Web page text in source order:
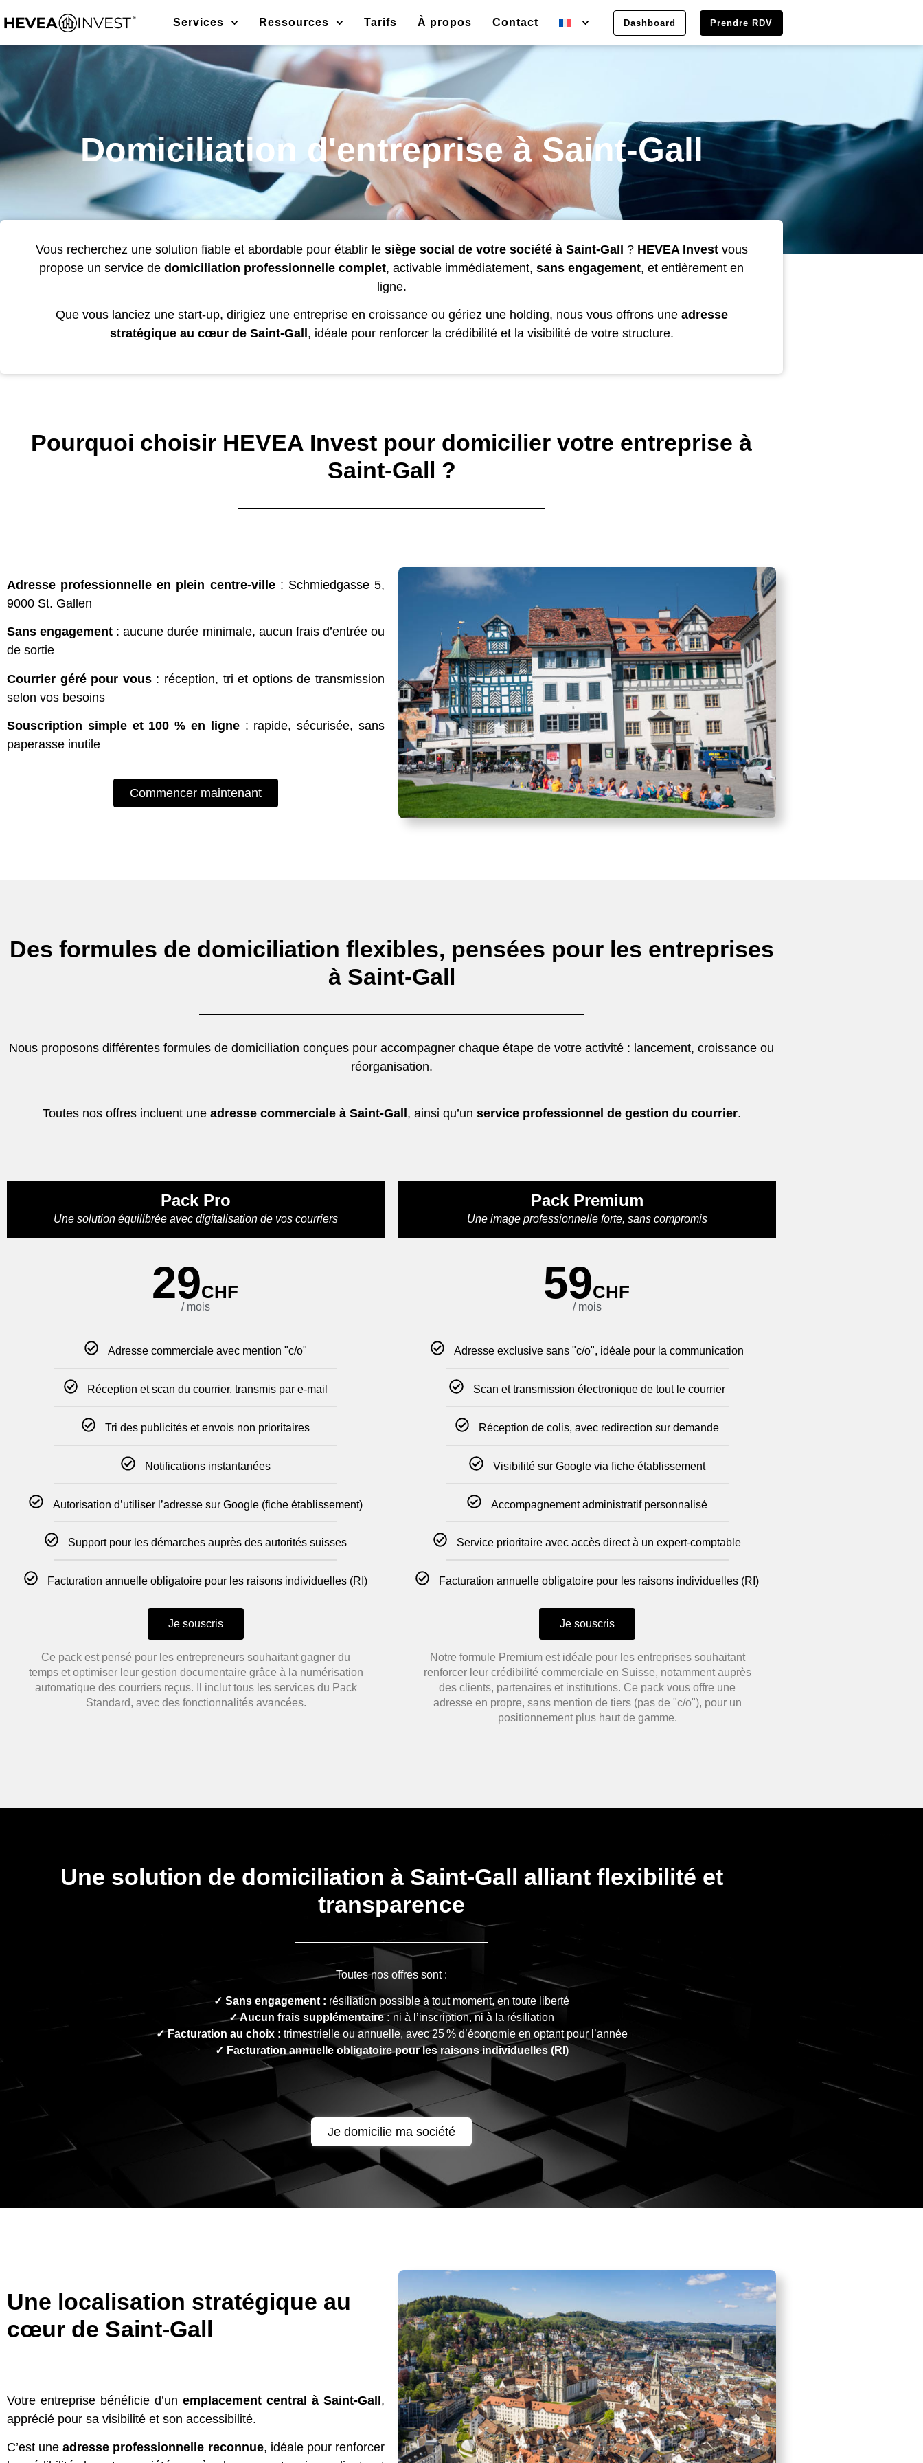
Services Ressources Tarifs À propos Contact Dashboard Prendre RDV
Domiciliation d'entreprise à Saint-Gall
Vous recherchez une solution fiable et abordable pour établir le siège social de votre société à Saint-Gall ? HEVEA Investvous
propose un service de domiciliation professionnelle complet, activable immédiatement, sans engagement, et entièrement en
ligne.
Que vous lanciez une start-up, dirigiez une entreprise en croissance ou gériez une holding, nous vous offrons une adresse
stratégique au cœur de Saint-Gall , idéale pour renforcer la crédibilité et la visibilité de votre structure.
Pourquoi choisir HEVEA Invest pour domicilier votre entreprise à
Saint-Gall ?
Adresse professionnelle en plein centre-ville: Schmiedgasse 5,
9000 St. Gallen
Sans engagement : aucune durée minimale, aucun frais d’entrée ou
de sortie
Courrier géré pour vous: réception, tri et options de transmission
selon vos besoins
Souscription simple et 100 % en ligne: rapide, sécurisée, sans
paperasse inutile
Commencer maintenant
Des formules de domiciliation flexibles, pensées pour les entreprises
à Saint-Gall
Nous proposons différentes formules de domiciliation conçues pour accompagner chaque étape de votre activité : lancement, croissance ou
réorganisation.
Toutes nos offres incluent une adresse commerciale à Saint-Gall, ainsi qu’un service professionnel de gestion du courrier.
Pack Pro
Une solution équilibrée avec digitalisation de vos courriers
29CHF
/ mois
Adresse commerciale avec mention "c/o"
Réception et scan du courrier, transmis par e-mail
Tri des publicités et envois non prioritaires
Notifications instantanées
Autorisation d’utiliser l’adresse sur Google (fiche établissement)
Support pour les démarches auprès des autorités suisses
Facturation annuelle obligatoire pour les raisons individuelles (RI)
Je souscris
Ce pack est pensé pour les entrepreneurs souhaitant gagner du
temps et optimiser leur gestion documentaire grâce à la numérisation
automatique des courriers reçus. Il inclut tous les services du Pack
Standard, avec des fonctionnalités avancées.
Pack Premium
Une image professionnelle forte, sans compromis
59CHF
/ mois
Adresse exclusive sans "c/o", idéale pour la communication
Scan et transmission électronique de tout le courrier
Réception de colis, avec redirection sur demande
Visibilité sur Google via fiche établissement
Accompagnement administratif personnalisé
Service prioritaire avec accès direct à un expert-comptable
Facturation annuelle obligatoire pour les raisons individuelles (RI)
Je souscris
Notre formule Premium est idéale pour les entreprises souhaitant
renforcer leur crédibilité commerciale en Suisse, notamment auprès
des clients, partenaires et institutions. Ce pack vous offre une
adresse en propre, sans mention de tiers (pas de "c/o"), pour un
positionnement plus haut de gamme.
Une solution de domiciliation à Saint-Gall alliant flexibilité et
transparence
Toutes nos offres sont :
✓ Sans engagement : résiliation possible à tout moment, en toute liberté
✓ Aucun frais supplémentaire :ni à l’inscription, ni à la résiliation
✓ Facturation au choix : trimestrielle ou annuelle, avec 25 % d’économie en optant pour l’année
✓ Facturation annuelle obligatoire pour les raisons individuelles (RI)
Je domicilie ma société
Une localisation stratégique au
cœur de Saint-Gall
Votre entreprise bénéficie d’un emplacement central à Saint-Gall,
apprécié pour sa visibilité et son accessibilité.
C’est uneadresse professionnelle reconnue, idéale pour renforcer